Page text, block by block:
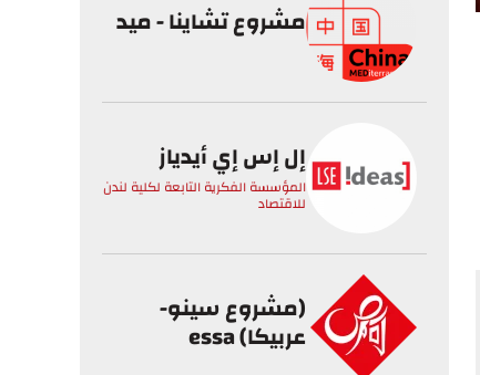
مشروع تشاينا - ميد
إل إس إي أيدياز
المؤسسة الفكرية التابعة لكلية لندن
للاقتصاد
(مشروع سينو-
عربيكا) essa